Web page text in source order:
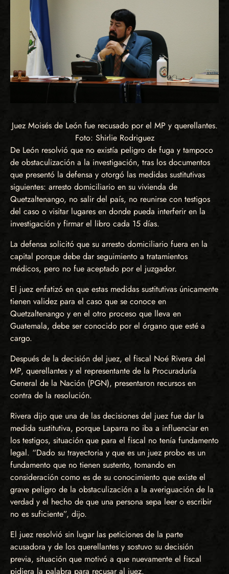
Juez Moisés de León fue recusado por el MP y querellantes.
Foto: Shirlie Rodriguez
De León resolvió que no existía peligro de fuga y tampoco
de obstaculización a la investigación, tras los documentos
que presentó la defensa y otorgó las medidas sustitutivas
siguientes: arresto domiciliario en su vivienda de
Quetzaltenango, no salir del país, no reunirse con testigos
del caso o visitar lugares en donde pueda interferir en la
investigación y firmar el libro cada 15 días.
La defensa solicitó que su arresto domiciliario fuera en la
capital porque debe dar seguimiento a tratamientos
médicos, pero no fue aceptado por el juzgador.
El juez enfatizó en que estas medidas sustitutivas únicamente
tienen validez para el caso que se conoce en
Quetzaltenango y en el otro proceso que lleva en
Guatemala, debe ser conocido por el órgano que esté a
cargo.
Después de la decisión del juez, el fiscal Noé Rivera del
MP, querellantes y el representante de la Procuraduría
General de la Nación (PGN), presentaron recursos en
contra de la resolución.
Rivera dijo que una de las decisiones del juez fue dar la
medida sustitutiva, porque Laparra no iba a influenciar en
los testigos, situación que para el fiscal no tenía fundamento
legal. “Dado su trayectoria y que es un juez probo es un
fundamento que no tienen sustento, tomando en
consideración como es de su conocimiento que existe el
grave peligro de la obstaculización a la averiguación de la
verdad y el hecho de que una persona sepa leer o escribir
no es suficiente”, dijo.
El juez resolvió sin lugar las peticiones de la parte
acusadora y de los querellantes y sostuvo su decisión
previa, situación que motivó a que nuevamente el fiscal
pidiera la palabra para recusar al juez.